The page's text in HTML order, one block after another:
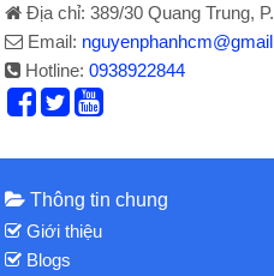
Địa chỉ: 389/30 Quang Trung,
Email:
Hotline:0938922844
Thông tin chung
Giới thiệu
Blogs